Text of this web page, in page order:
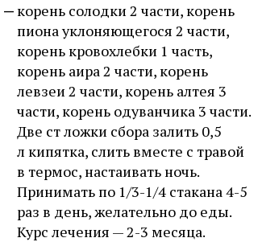
корень солодки 2 части, корень
пиона уклоняющегося 2 части,
корень кровохлебки 1 часть,
корень аира 2 части, корень
левзеи 2 части, корень алтея 3
части, корень одуванчика 3 части.
Две ст ложки сбора залить 0,5
л кипятка, слить вместе с травой
в термос, настаивать ночь.
Принимать по 1/3-1/4 стакана 4-5
раз в день, желательно до еды.
Курс лечения — 2-3 месяца.